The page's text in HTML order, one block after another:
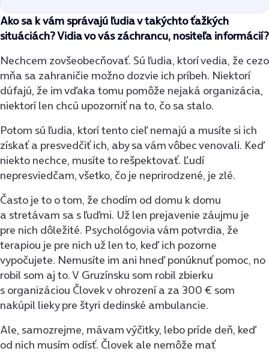
Ako sa k vám správajú ľudia v takýchto ťažkých
situáciách? Vidia vo vás záchrancu, nositeľa informácií?
Nechcem zovšeobecňovať. Sú ľudia, ktorí vedia, že cezo
mňa sa zahraničie možno dozvie ich príbeh. Niektorí
dúfajú, že im vďaka tomu pomôže nejaká organizácia,
niektorí len chcú upozorniť na to, čo sa stalo.
Potom sú ľudia, ktorí tento cieľ nemajú a musíte si ich
získať a presvedčiť ich, aby sa vám vôbec venovali. Keď
niekto nechce, musíte to rešpektovať. Ľudí
nepresviedčam, všetko, čo je neprirodzené, je zlé.
Často je to o tom, že chodím od domu k domu
a stretávam sa s ľuďmi. Už len prejavenie záujmu je
pre nich dôležité. Psychológovia vám potvrdia, že
terapiou je pre nich už len to, keď ich pozorne
vypočujete. Nemusíte im ani hneď ponúknuť pomoc, no
robil som aj to. V Gruzínsku som robil zbierku
s organizáciou Človek v ohrození a za 300 € som
nakúpil lieky pre štyri dedinské ambulancie.
Ale, samozrejme, mávam výčitky, lebo príde deň, keď
od nich musím odísť. Človek ale nemôže mať